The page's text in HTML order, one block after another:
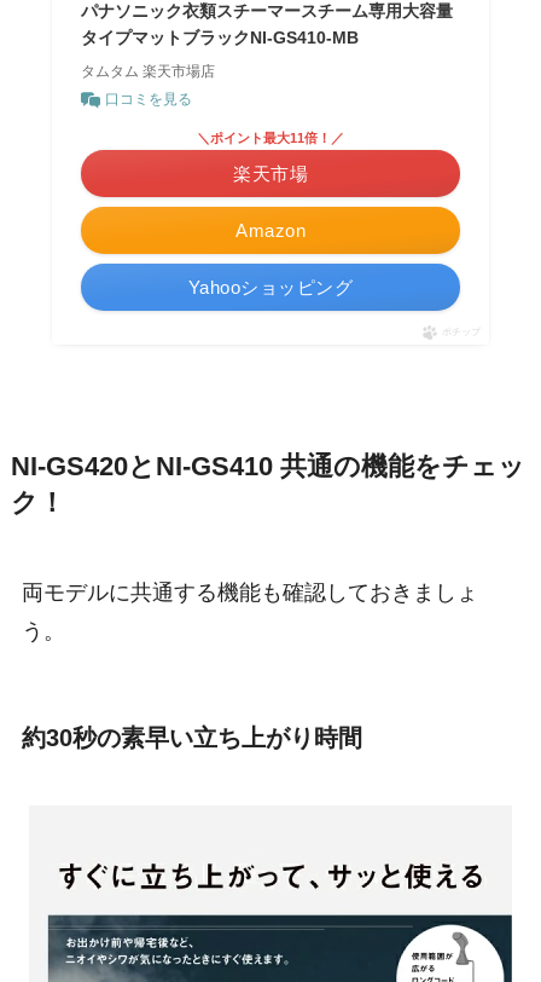
パナソニック衣類スチーマースチーム専用大容量
タイプマットブラックNI-GS410-MB
タムタム 楽天市場店
口コミを見る
Amazon
＼ポイント最大11倍！／
楽天市場
Yahooショッピング
ポチップ
NI-GS420とNI-GS410 共通の機能をチェッ
ク！
両モデルに共通する機能も確認しておきましょ
う。
約30秒の素早い立ち上がり時間